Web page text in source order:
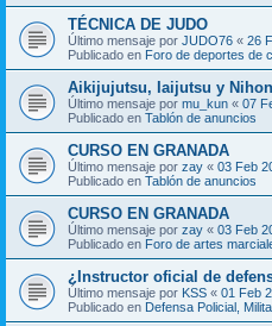
TÉCNICA DE JUDO
Último mensaje por JUDO76 « 26
Publicado en Foro de deportes de
Aikijujutsu, Iaijutsu y
Último mensaje por mu_kun « 07
Publicado en Tablón de anuncios
CURSO EN GRANADA
Último mensaje por zay « 03 Feb
Publicado en Tablón de anuncios
CURSO EN GRANADA
Último mensaje por zay « 03 Feb
Publicado en Foro de artes
¿Instructor oficial de
Último mensaje por KSS « 01 Feb
Publicado en Defensa Policial,